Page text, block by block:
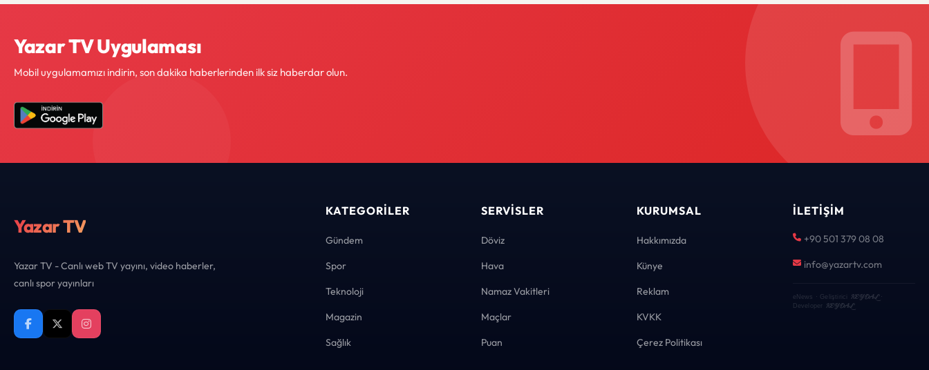
Yazar TV Uygulaması
Mobil uygulamamızı indirin, son dakika haberlerinden ilk siz haberdar olun.
Yazar TV
Yazar TV - Canlı web TV yayını, video haberler,
canlı spor yayınları
KATEGORILER
Gündem
Spor
Teknoloji
Magazin
Sağlık
SERVISLER
Döviz
Hava
Namaz Vakitleri
Maçlar
Puan
KURUMSAL
Hakkımızda
Künye
Reklam
KVKK
Çerez Politikası
İLETIŞIM
+90 501 379 08 08
info@yazartv.com
eNews · Geliştirici KEYDAL·
Developer KEYDAL